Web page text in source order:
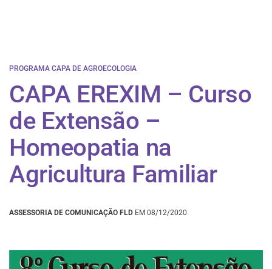
PROGRAMA CAPA DE AGROECOLOGIA
CAPA EREXIM – Curso
de Extensão –
Homeopatia na
Agricultura Familiar
ASSESSORIA DE COMUNICAÇÃO FLD EM 08/12/2020